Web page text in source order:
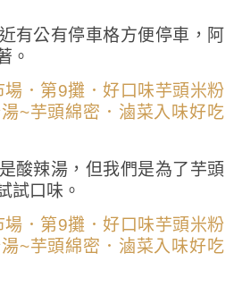
有公有停車格方便停車，阿
。
酸辣湯，但我們是為了芋頭
試口味。